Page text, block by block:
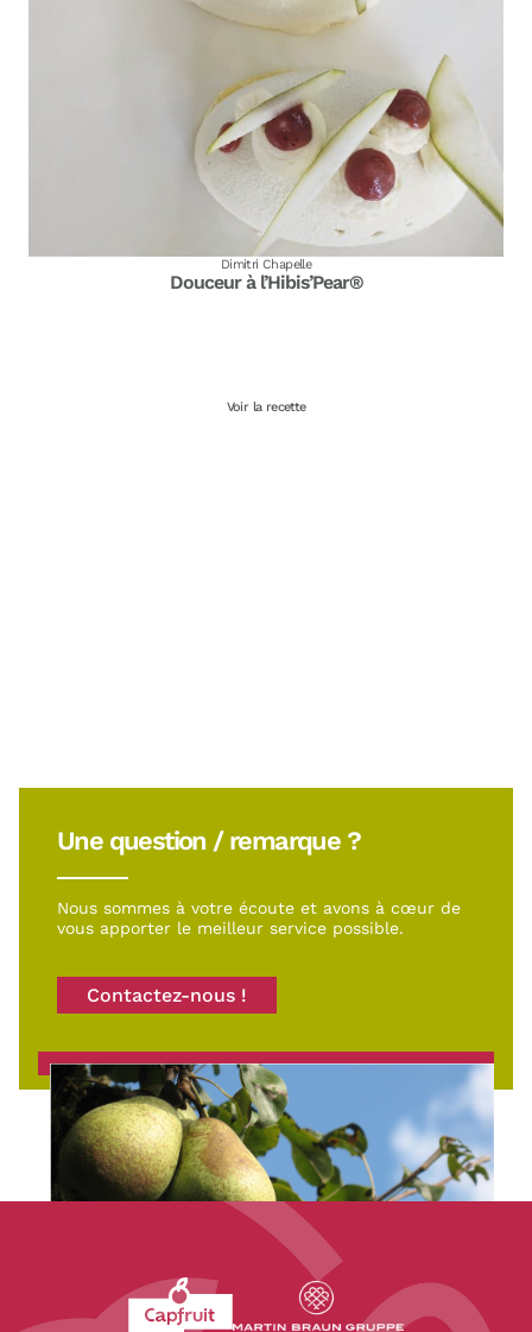
Dimitri Chapelle
Douceur à l’Hibis’Pear®
Voir la recette
Une question / remarque ?
Nous sommes à votre écoute et avons à cœur de
vous apporter le meilleur service possible.
Contactez-nous !
Revenir à l'accueil du site CapFruit.com
Voir le site du groupe